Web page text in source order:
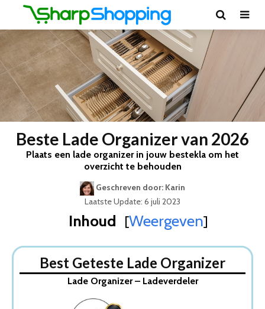
Beste Lade Organizer van 2026
Plaats een lade organizer in jouw bestekla om het
overzicht te behouden
Geschreven door: Karin
Laatste Update: 6 juli 2023
Inhoud [Weergeven]
1. Lade Organizer – Ladeverdeler
2. KitchenBrothers Ladeverdeler
3. LifeGoods Lade Organizer
Best Geteste Lade Organizer
Lade Organizer – Ladeverdeler